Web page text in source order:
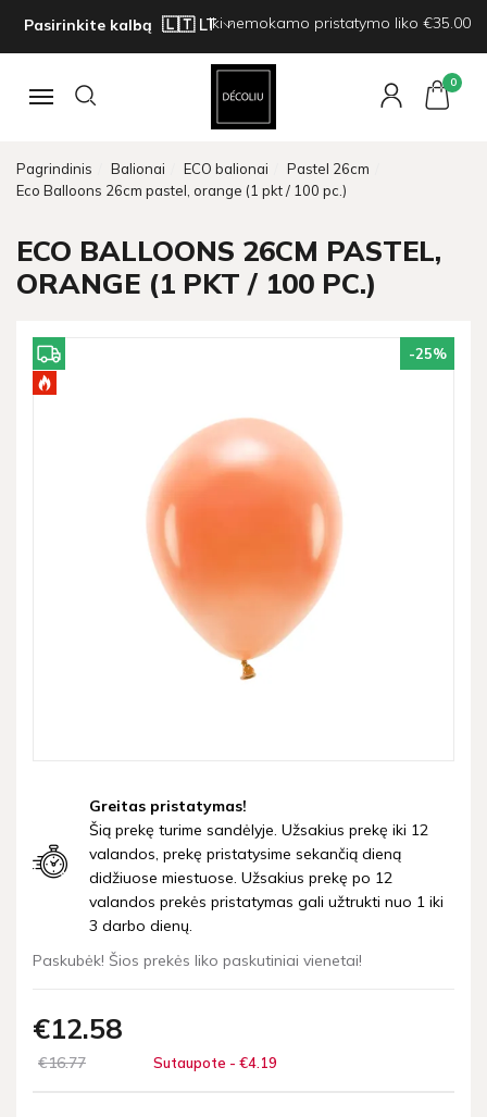
Pasirinkite kalbą Iki nemokamo pristatymo liko €35.00
Navigacija
0
Pagrindinis Balionai ECO balionai
Pastel 26cm
Eco Balloons 26cm pastel, orange (1 pkt / 100 pc.)
ECO BALLOONS 26CM PASTEL,
ORANGE (1 PKT / 100 PC.)
-25%
Greitas pristatymas!
Šią prekę turime sandėlyje. Užsakius prekę iki 12
valandos, prekę pristatysime sekančią dieną
didžiuose miestuose. Užsakius prekę po 12
valandos prekės pristatymas gali užtrukti nuo 1 iki
3 darbo dienų.
Paskubėk! Šios prekės liko paskutiniai vienetai!
€12 58
€1677 Sutaupote - €4 19